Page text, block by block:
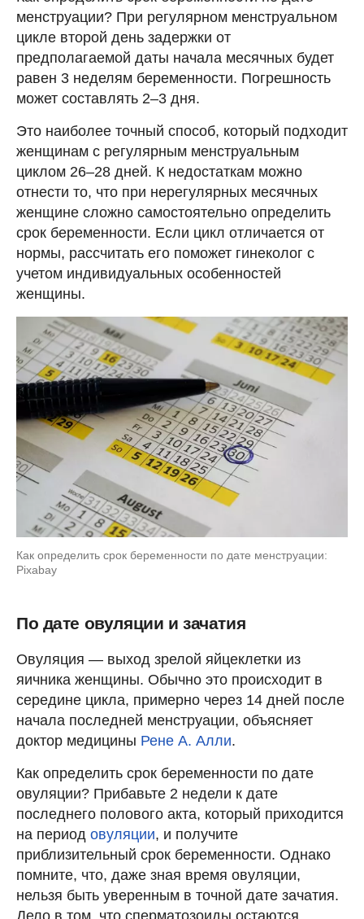
менструации? При регулярном менструальном
цикле второй день задержки от
предполагаемой даты начала месячных будет
равен 3 неделям беременности. Погрешность
может составлять 2–3 дня.
Это наиболее точный способ, который подходит
женщинам с регулярным менструальным
циклом 26–28 дней. К недостаткам можно
отнести то, что при нерегулярных месячных
женщине сложно самостоятельно определить
срок беременности. Если цикл отличается от
нормы, рассчитать его поможет гинеколог с
учетом индивидуальных особенностей
женщины.
Как определить срок беременности по дате менструации:
Pixabay
По дате овуляции и зачатия
Овуляция — выход зрелой яйцеклетки из
яичника женщины. Обычно это происходит в
середине цикла, примерно через 14 дней после
начала последней менструации, объясняет
доктор медицины Рене А. Алли.
Как определить срок беременности по дате
овуляции? Прибавьте 2 недели к дате
последнего полового акта, который приходится
на период овуляции, и получите
приблизительный срок беременности. Однако
помните, что, даже зная время овуляции,
нельзя быть уверенным в точной дате зачатия.